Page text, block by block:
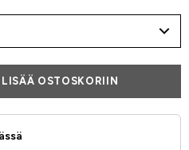
LISÄÄ OSTOSKORIIN